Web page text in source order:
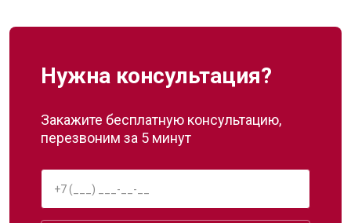
Нужна консультация?
Закажите бесплатную консультацию,
перезвоним за 5 минут